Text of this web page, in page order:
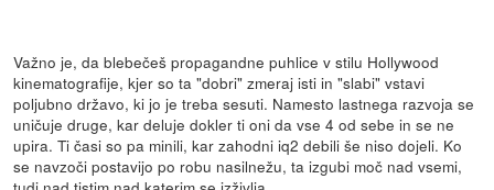
Važno je, da blebečeš propagandne puhlice v stilu Hollywood
kinematografije, kjer so ta "dobri" zmeraj isti in "slabi" vstavi
poljubno državo, ki jo je treba sesuti. Namesto lastnega razvoja se
uničuje druge, kar deluje dokler ti oni da vse 4 od sebe in se ne
upira. Ti časi so pa minili, kar zahodni iq2 debili še niso dojeli. Ko
se navzoči postavijo po robu nasilnežu, ta izgubi moč nad vsemi,